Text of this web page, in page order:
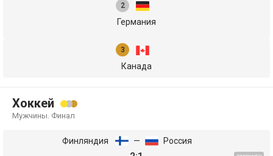
Германия
Канада
Хоккей
Мужчины. Финал
Финляндия — Россия